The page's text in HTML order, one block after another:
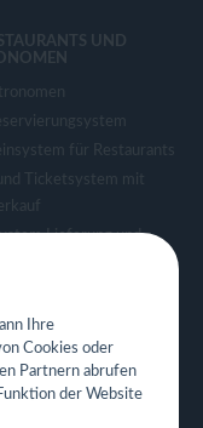
UND
für Restaurants
Ticketsystem mit
Lieferung und
für Restaurant
Ihre
Cookies oder
Partnern abrufen
der Website